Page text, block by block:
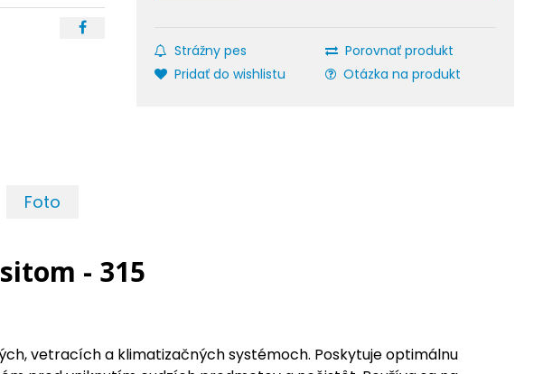
Strážny pes
Porovnať produkt
Pridať do wishlistu
Otázka na produkt
Foto
- 315
vetracích a klimatizačných systémoch. Poskytuje optimálnu